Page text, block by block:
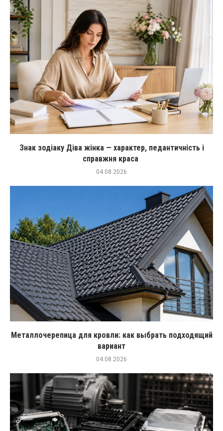
Знак зодіаку Діва жінка — характер, педантичність і
справжня краса
04.08.2026
Металлочерепица для кровли: как выбрать подходящий
вариант
04.08.2026